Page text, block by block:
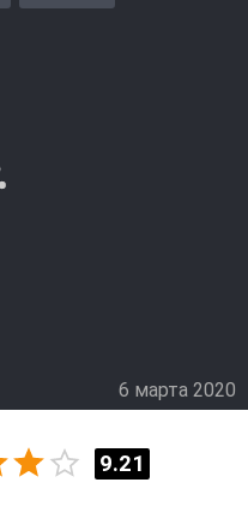
героем
очень скоро
нужно найти
6 марта 2020
9.21